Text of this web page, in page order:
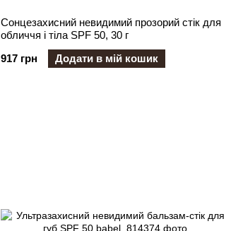
Сонцезахисний невидимий прозорий стік для
обличчя і тіла SPF 50, 30 г
917 грн
Додати в мій кошик